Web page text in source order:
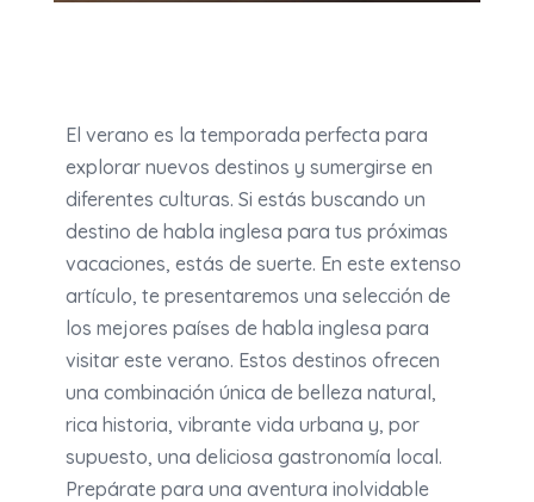
El verano es la temporada perfecta para
explorar nuevos destinos y sumergirse en
diferentes culturas. Si estás buscando un
destino de habla inglesa para tus próximas
vacaciones, estás de suerte. En este extenso
artículo, te presentaremos una selección de
los mejores países de habla inglesa para
visitar este verano. Estos destinos ofrecen
una combinación única de belleza natural,
rica historia, vibrante vida urbana y, por
supuesto, una deliciosa gastronomía local.
Prepárate para una aventura inolvidable